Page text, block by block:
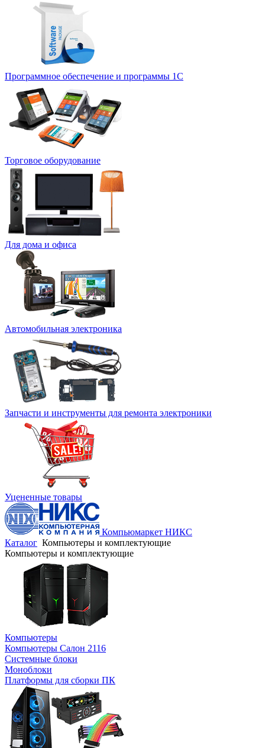
Программное обеспечение и программы 1С
Торговое оборудование
Для дома и офиса
Автомобильная электроника
Запчасти и инструменты для ремонта электроники
Уцененные товары
Компьюмаркет НИКС
Каталог Компьютеры и комплектующие
Компьютеры и комплектующие
Компьютеры
Компьютеры Салон 2116
Системные блоки
Моноблоки
Платформы для сборки ПК